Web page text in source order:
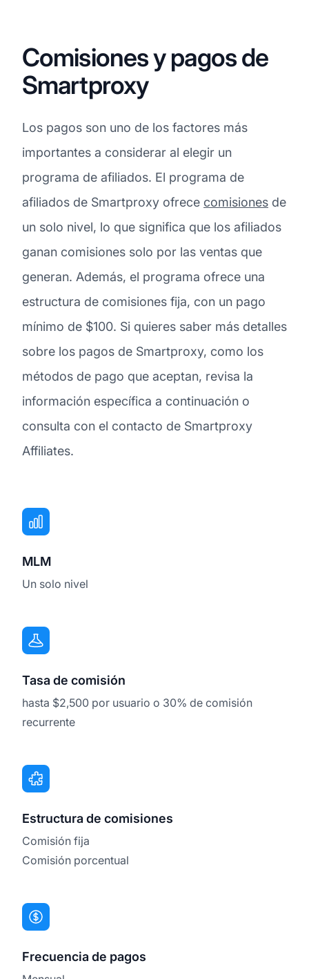
Comisiones y pagos de
Smartproxy
Los pagos son uno de los factores más
importantes a considerar al elegir un
programa de afiliados. El programa de
afiliados de Smartproxy ofrece comisiones de
un solo nivel, lo que significa que los afiliados
ganan comisiones solo por las ventas que
generan. Además, el programa ofrece una
estructura de comisiones fija, con un pago
mínimo de $100. Si quieres saber más detalles
sobre los pagos de Smartproxy, como los
métodos de pago que aceptan, revisa la
información específica a continuación o
consulta con el contacto de Smartproxy
Affiliates.
MLM
Un solo nivel
Tasa de comisión
hasta $2,500 por usuario o 30% de comisión
recurrente
Estructura de comisiones
Comisión fija
Comisión porcentual
Frecuencia de pagos